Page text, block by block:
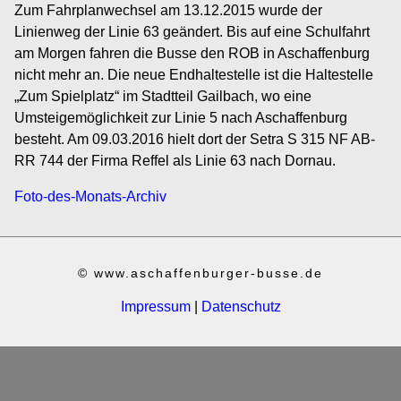
Zum Fahrplanwechsel am 13.12.2015 wurde der
Linienweg der Linie 63 geändert. Bis auf eine Schulfahrt
am Morgen fahren die Busse den ROB in Aschaffenburg
nicht mehr an. Die neue Endhaltestelle ist die Haltestelle
„Zum Spielplatz“ im Stadtteil Gailbach, wo eine
Umsteigemöglichkeit zur Linie 5 nach Aschaffenburg
besteht. Am 09.03.2016 hielt dort der Setra S 315 NF AB-
RR 744 der Firma Reffel als Linie 63 nach Dornau.
Foto-des-Monats-Archiv
© www.aschaffenburger-busse.de
Impressum| Datenschutz